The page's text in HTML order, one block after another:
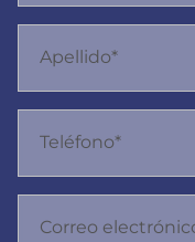
Apellido*
Teléfono*
Correo